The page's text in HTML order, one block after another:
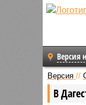
Версия
Версия //
В